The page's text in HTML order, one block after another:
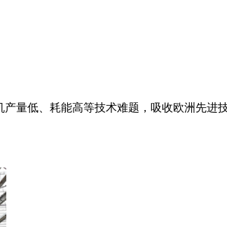
量低、耗能高等技术难题，吸收欧洲先